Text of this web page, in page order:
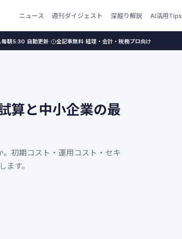
ニュース 週刊ダイジェスト 深掘り解説 AI活用Tips
毎朝5:30 自動更新· 全記事無料·経理・会計・税務プロ向け
算と中小企業の最
初期コスト・運用コスト・セキ
す。